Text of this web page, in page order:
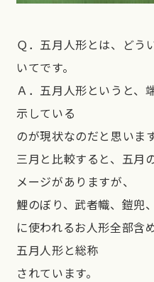
Ｑ．五月人形とは、どう
いてです。
Ａ．五月人形というと、
示している
のが現状なのだと思います
三月と比較すると、五月
メージがありますが、
鯉のぼり、武者幟、鎧兜
に使われるお人形全部含め
五月人形と総称
されています。